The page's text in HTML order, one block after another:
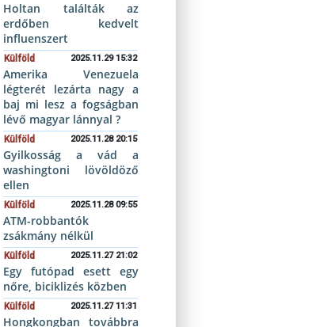
Holtan találták az
erdőben kedvelt
influenszert
Külföld 2025.11.29 15:32
Amerika Venezuela
légterét lezárta nagy a
baj mi lesz a fogságban
lévő magyar lánnyal ?
Külföld 2025.11.28 20:15
Gyilkosság a vád a
washingtoni lövöldöző
ellen
Külföld 2025.11.28 09:55
ATM-robbantók
zsákmány nélkül
Külföld 2025.11.27 21:02
Egy futópad esett egy
nőre, biciklizés közben
Külföld 2025.11.27 11:31
Hongkongban továbbra